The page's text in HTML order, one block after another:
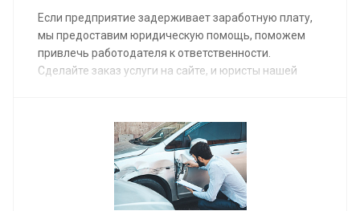
Если предприятие задерживает заработную плату,
мы предоставим юридическую помощь, поможем
привлечь работодателя к ответственности.
Сделайте заказ услуги на сайте, и юристы нашей
через суд, переговорим с работодателем, найдем
основания для подачи иска в суд по средней
стоимости от 10 000 руб.